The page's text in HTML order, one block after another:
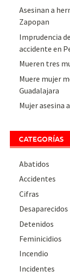
Asesinan a
Zapopan
Imprudencia
accidente en
Mueren tres
Muere mujer
Guadalajara
Mujer asesina
CATEGORÍAS
Abatidos
Accidentes
Cifras
Desaparecidos
Detenidos
Feminicidios
Incendio
Incidentes